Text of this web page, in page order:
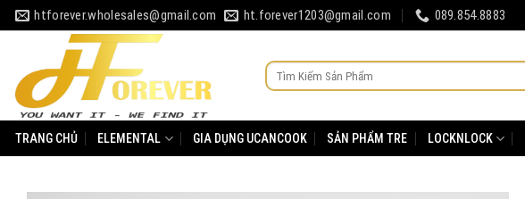
Skip
to
htforever.wholesales@gmail.com ht.forever1203@gmail.com 089.854.8883
Tìm
kiếm:
TRANG CHỦ ELEMENTAL GIA DỤNG UCANCOOK SẢN PHẨM TRE LOCKNLOCK